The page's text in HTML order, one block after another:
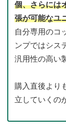
個、さらには
張が可能なユ
自分専用のコ
ンプではシス
汎用性の高い
購入直後より
立していくの